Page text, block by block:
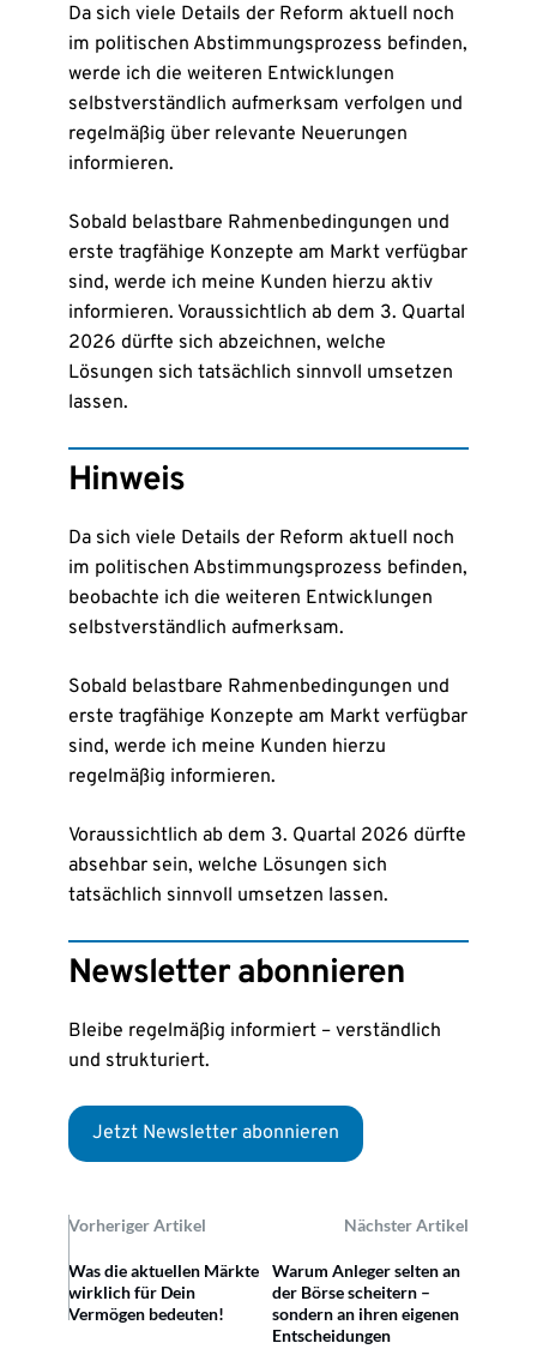
Da sich viele Details der Reform aktuell noch
im politischen Abstimmungsprozess befinden,
werde ich die weiteren Entwicklungen
selbstverständlich aufmerksam verfolgen und
regelmäßig über relevante Neuerungen
informieren.
Sobald belastbare Rahmenbedingungen und
erste tragfähige Konzepte am Markt verfügbar
sind, werde ich meine Kunden hierzu aktiv
informieren. Voraussichtlich ab dem 3. Quartal
2026 dürfte sich abzeichnen, welche
Lösungen sich tatsächlich sinnvoll umsetzen
lassen.
Hinweis
Da sich viele Details der Reform aktuell noch
im politischen Abstimmungsprozess befinden,
beobachte ich die weiteren Entwicklungen
selbstverständlich aufmerksam.
Sobald belastbare Rahmenbedingungen und
erste tragfähige Konzepte am Markt verfügbar
sind, werde ich meine Kunden hierzu
regelmäßig informieren.
Voraussichtlich ab dem 3. Quartal 2026 dürfte
absehbar sein, welche Lösungen sich
tatsächlich sinnvoll umsetzen lassen.
Newsletter abonnieren
Bleibe regelmäßig informiert – verständlich
und strukturiert.
Jetzt Newsletter abonnieren
Vorheriger Artikel Nächster Artikel
Was die aktuellen Märkte
wirklich für Dein
Vermögen bedeuten!
Warum Anleger selten an
der Börse scheitern –
sondern an ihren eigenen
Entscheidungen